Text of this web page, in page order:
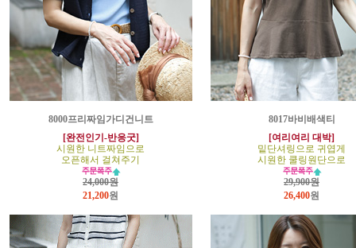
8000프리짜임가디건니트
[완전인기-반응굿]
시원한 니트짜임으로
오픈해서 걸쳐주기
24,000원
21,200원
8017바비배색티
[여리여리 대박]
밑단셔링으로 귀엽게
시원한 쿨링원단으로
29,900원
26,400원